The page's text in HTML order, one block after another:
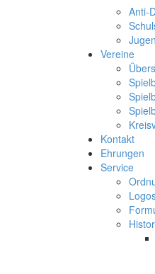
Anti-
Vereine
Kontakt
Ehrungen
Service